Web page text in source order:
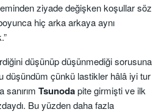
ziyade değişken koşullar söz
hiç arka arkaya aynı
düşünüp düşünmediği sorusuna
düşündüm çünkü lastikler hâlâ iyi tur
Tsunodapite girmişti ve ilk
Bu yüzden daha fazla